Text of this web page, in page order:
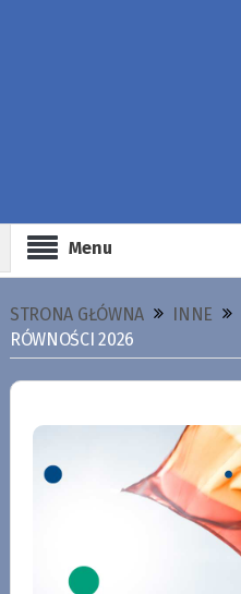
Menu
STRONA GŁÓWNA INNE
RÓWNOŚCI 2026